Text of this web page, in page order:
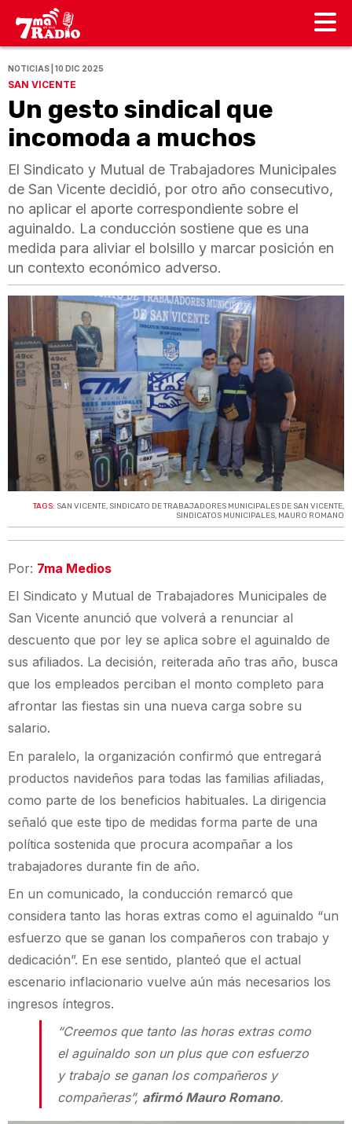
NOTICIAS | 10 DIC 2025
SAN VICENTE
Un gesto sindical que
incomoda a muchos
El Sindicato y Mutual de Trabajadores Municipales
de San Vicente decidió, por otro año consecutivo,
no aplicar el aporte correspondiente sobre el
aguinaldo. La conducción sostiene que es una
medida para aliviar el bolsillo y marcar posición en
un contexto económico adverso.
TAGS: SAN VICENTE, SINDICATO DE TRABAJADORES MUNICIPALES DE SAN VICENTE,
SINDICATOS MUNICIPALES, MAURO ROMANO
Por: 7ma Medios
El Sindicato y Mutual de Trabajadores Municipales de
San Vicente anunció que volverá a renunciar al
descuento que por ley se aplica sobre el aguinaldo de
sus afiliados. La decisión, reiterada año tras año, busca
que los empleados perciban el monto completo para
afrontar las fiestas sin una nueva carga sobre su
salario.
En paralelo, la organización confirmó que entregará
productos navideños para todas las familias afiliadas,
como parte de los beneficios habituales. La dirigencia
señaló que este tipo de medidas forma parte de una
política sostenida que procura acompañar a los
trabajadores durante fin de año.
En un comunicado, la conducción remarcó que
considera tanto las horas extras como el aguinaldo “un
esfuerzo que se ganan los compañeros con trabajo y
dedicación”. En ese sentido, planteó que el actual
escenario inflacionario vuelve aún más necesarios los
ingresos íntegros.
“Creemos que tanto las horas extras como
el aguinaldo son un plus que con esfuerzo
y trabajo se ganan los compañeros y
compañeras”, afirmó Mauro Romano.